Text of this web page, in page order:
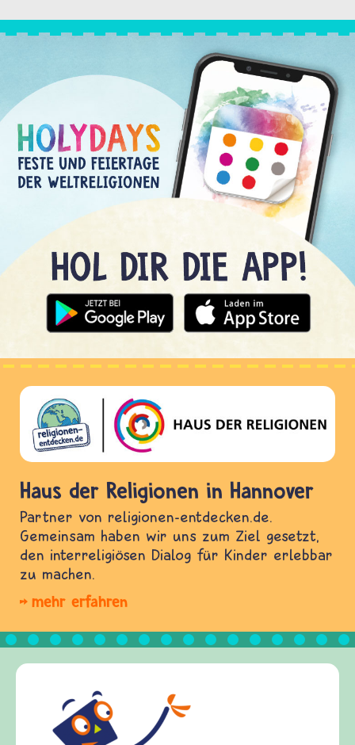
Haus der Religionen in Hannover
Partner von religionen-entdecken.de.
Gemeinsam haben wir uns zum Ziel gesetzt,
den interreligiösen Dialog für Kinder erlebbar
zu machen.
mehr erfahren
Frieden Fragen